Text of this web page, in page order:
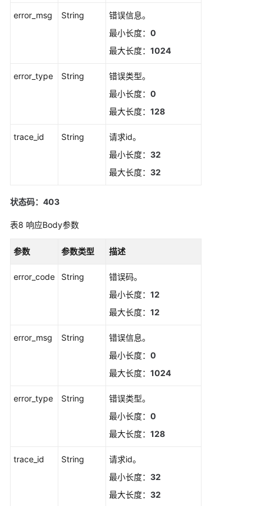
告
则
告
删
告
行
修
行
获
error_msg String
错误信息。
最小长度： 0
最大长度： 1024
error_type String
错误类型。
最小长度： 0
最大长度： 128
trace_id String
请求id。
最小长度： 32
最大长度： 32
状态码：403
表8 响应Body参数
参数 参数类型 描述
error_code String
错误码。
最小长度： 12
最大长度： 12
error_msg String
错误信息。
最小长度： 0
最大长度： 1024
error_type String
错误类型。
最小长度： 0
最大长度： 128
trace_id String
请求id。
最小长度： 32
最大长度： 32